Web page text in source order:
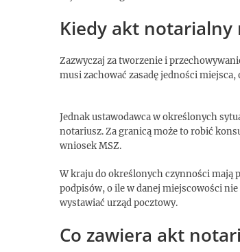
Kiedy akt notarialny
Zazwyczaj za tworzenie i
musi zachować zasadę jedności miejsca,
Jednak ustawodawca w określonych
notariusz. Za granicą może to robić
wniosek MSZ.
W kraju do określonych czynności mają
podpisów, o ile w danej miejscowości
wystawiać urząd pocztowy.
Co zawiera akt